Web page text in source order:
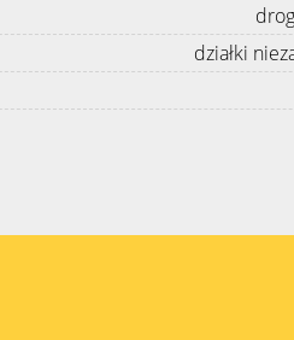
działki